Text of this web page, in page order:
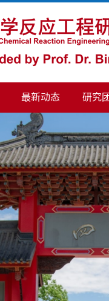
最新动态 研究